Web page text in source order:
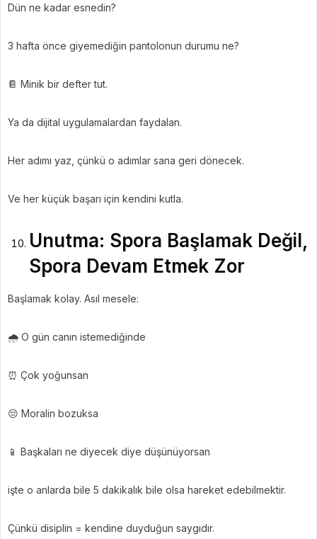
Dün ne kadar esnedin?
3 hafta önce giyemediğin pantolonun durumu ne?
📔 Minik bir defter tut.
Ya da dijital uygulamalardan faydalan.
Her adımı yaz, çünkü o adımlar sana geri dönecek.
Ve her küçük başarı için kendini kutla.
Unutma: Spora Başlamak Değil,
Spora Devam Etmek Zor
Başlamak kolay. Asıl mesele:
🌧 O gün canın istemediğinde
⏰ Çok yoğunsan
😔 Moralin bozuksa
📱 Başkaları ne diyecek diye düşünüyorsan
işte o anlarda bile 5 dakikalık bile olsa hareket edebilmektir.
Çünkü disiplin = kendine duyduğun saygıdır.